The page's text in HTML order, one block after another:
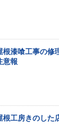
根漆喰工事の修
意報
根工房きのした